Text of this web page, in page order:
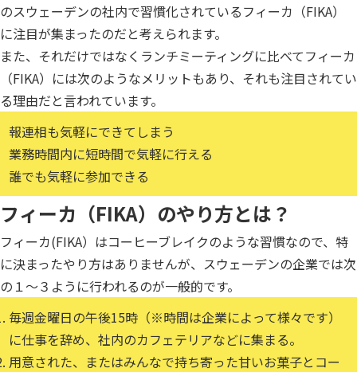
のスウェーデンの社内で習慣化されているフィーカ（FIKA）
に注目が集まったのだと考えられます。
また、それだけではなくランチミーティングに比べてフィーカ
（FIKA）には次のようなメリットもあり、それも注目されてい
る理由だと言われています。
報連相も気軽にできてしまう
業務時間内に短時間で気軽に行える
誰でも気軽に参加できる
フィーカ（FIKA）のやり方とは？
フィーカ(FIKA）はコーヒーブレイクのような習慣なので、特
に決まったやり方はありませんが、スウェーデンの企業では次
の１〜３ように行われるのが一般的です。
毎週金曜日の午後15時（※時間は企業によって様々です）
に仕事を辞め、社内のカフェテリアなどに集まる。
用意された、またはみんなで持ち寄った甘いお菓子とコー